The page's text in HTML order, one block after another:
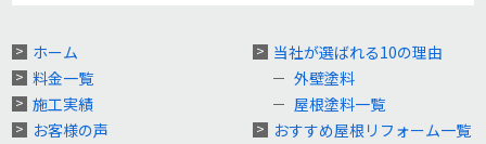
ホーム
料金一覧
施工実績
お客様の声
当社が選ばれる10の理由
外壁塗料
屋根塗料一覧
おすすめ屋根リフォーム一覧